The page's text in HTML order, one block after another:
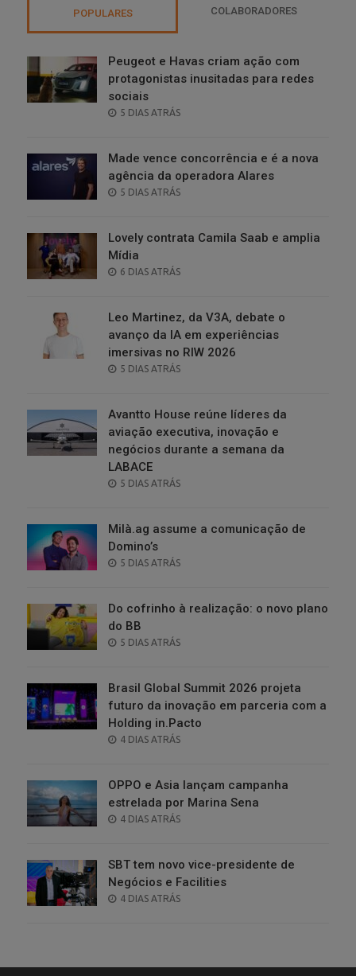
POPULARES COLABORADORES
Peugeot e Havas criam ação com
protagonistas inusitadas para redes
sociais
POSTED
5 DIAS ATRÁS
Made vence concorrência e é a nova
agência da operadora Alares
POSTED
5 DIAS ATRÁS
Lovely contrata Camila Saab e amplia
Mídia
POSTED
6 DIAS ATRÁS
Leo Martinez, da V3A, debate o
avanço da IA em experiências
imersivas no RIW 2026
POSTED
5 DIAS ATRÁS
Avantto House reúne líderes da
aviação executiva, inovação e
negócios durante a semana da
LABACE
POSTED
5 DIAS ATRÁS
Milà.ag assume a comunicação de
Domino’s
POSTED
5 DIAS ATRÁS
Do cofrinho à realização: o novo plano
do BB
POSTED
5 DIAS ATRÁS
Brasil Global Summit 2026 projeta
futuro da inovação em parceria com a
Holding in.Pacto
POSTED
4 DIAS ATRÁS
OPPO e Asia lançam campanha
estrelada por Marina Sena
POSTED
4 DIAS ATRÁS
SBT tem novo vice-presidente de
Negócios e Facilities
POSTED
4 DIAS ATRÁS